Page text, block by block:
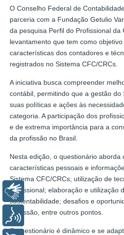
O Conselho Federal de
parceria com a Fundação Getulio
da pesquisa Perfil do Profissional da
levantamento que tem como
características dos contadores e
registrados no Sistema CFC/CRCs.
A iniciativa busca compreender
contábil, permitindo que a gestão do
suas políticas e ações às
categoria. A participação dos
e de extrema importância para a
da profissão no Brasil.
Nesta edição, o questionário aborda
características pessoais e
Sistema CFC/CRCs; utilização de
profissional; elaboração e utilização
sustentabilidade; desafios e
profissão, entre outros pontos.
O questionário é dinâmico e se
Libras
Voz